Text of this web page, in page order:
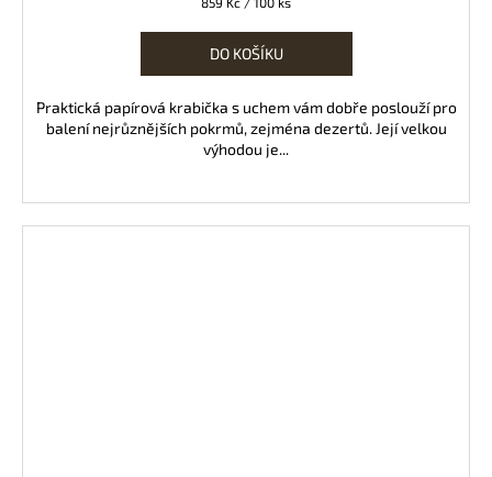
DO KOŠÍKU
Praktická papírová krabička s uchem vám dobře poslouží pro
balení nejrůznějších pokrmů, zejména dezertů. Její velkou
výhodou je...